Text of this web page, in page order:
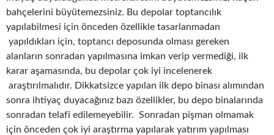
bahçelerini büyütemezsiniz. Bu depolar toptancılık
yapılabilmesi için önceden özellikle tasarlanmadan
yapıldıkları için, toptancı deposunda olması gereken
alanların sonradan yapılmasına imkan verip vermediği, ilk
karar aşamasında, bu depolar çok iyi incelenerek
araştırılmalıdır. Dikkatsizce yapılan ilk depo binası alımından
sonra ihtiyaç duyacağınız bazı özellikler, bu depo binalarında
sonradan telafi edilemeyebilir. Sonradan pişman olmamak
için önceden çok iyi araştırma yapılarak yatırım yapılması